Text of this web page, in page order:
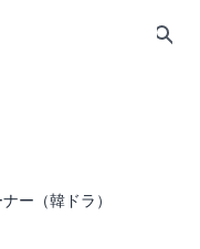
ー（韓ドラ）